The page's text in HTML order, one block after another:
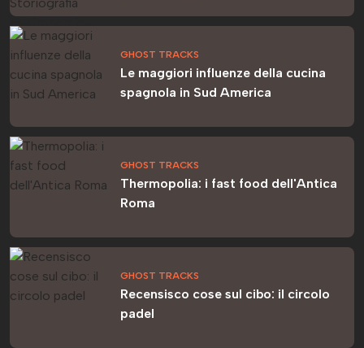
GHOST TRACKS
Le maggiori influenze della cucina
spagnola in Sud America
GHOST TRACKS
Thermopolia: i fast food dell'Antica
Roma
GHOST TRACKS
Recensisco cose sul cibo: il circolo
padel